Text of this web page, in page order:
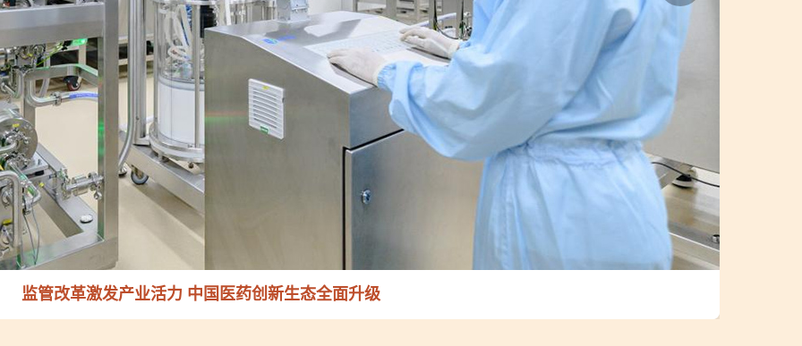
发创新活力——广西深化监管改革推动医药产业高质量发展观察